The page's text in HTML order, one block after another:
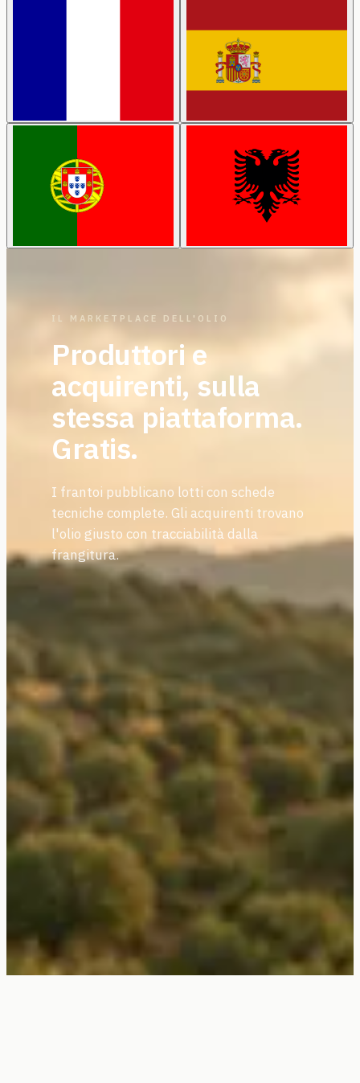
IL MARKETPLACE DELL'OLIO
Produttori e
acquirenti, sulla
stessa piattaforma.
Gratis.
I frantoi pubblicano lotti con schede
tecniche complete. Gli acquirenti trovano
l'olio giusto con tracciabilità dalla
frangitura.